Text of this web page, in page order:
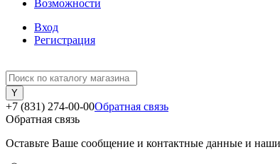
Возможности
Вход
Регистрация
+7 (831) 274-00-00Обратная связь
Обратная связь
Оставьте Ваше сообщение и контактные данные и